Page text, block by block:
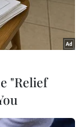
"Relief